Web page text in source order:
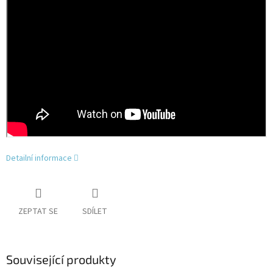
Detailní informace
ZEPTAT SE SDÍLET
Související produkty